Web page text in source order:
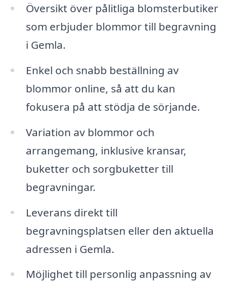
Översikt över pålitliga blomsterbutiker
som erbjuder blommor till begravning
i Gemla.
Enkel och snabb beställning av
blommor online, så att du kan
fokusera på att stödja de sörjande.
Variation av blommor och
arrangemang, inklusive kransar,
buketter och sorgbuketter till
begravningar.
Leverans direkt till
begravningsplatsen eller den aktuella
adressen i Gemla.
Möjlighet till personlig anpassning av